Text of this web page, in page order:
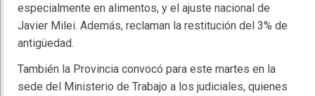
especialmente en alimentos, y el ajuste nacional de
Javier Milei. Además, reclaman la restitución del 3% de
antigüedad.
También la Provincia convocó para este martes en la
sede del Ministerio de Trabajo a los judiciales, quienes